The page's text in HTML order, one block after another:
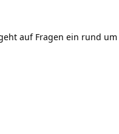
auf Fragen ein rund um